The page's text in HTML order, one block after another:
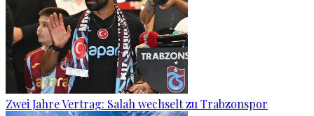
Zwei Jahre Vertrag: Salah wechselt zu Trabzonspor